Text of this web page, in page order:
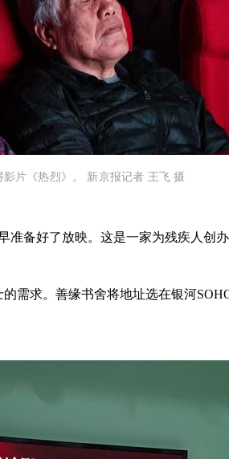
片《热烈》。 新京报记者 王飞 摄
准备好了放映。这是一家为残疾人创
需求。善缘书舍将地址选在银河